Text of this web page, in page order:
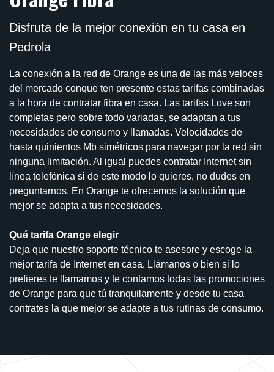
Disfruta de la mejor conexión en tu casa en
Pedrola
La conexión a la red de Orange es una de las más veloces
del mercado conque ten presente estas tarifas combinadas
a la hora de contratar fibra en casa. Las tarifas Love son
completas pero sobre todo variadas, se adaptan a tus
necesidades de consumo y llamadas. Velocidades de
hasta quinientos Mb simétricos para navegar por la red sin
ninguna limitación. Al igual puedes contratar Internet sin
línea telefónica si de este modo lo quieres, no dudes en
preguntarnos. En Orange te ofrecemos la solución que
mejor se adapta a tus necesidades.
Qué tarifa Orange elegir
Deja que nuestro soporte técnico te asesore y escoge la
mejor tarifa de Internet en casa. Llámanos o bien si lo
prefieres te llamamos y te contamos todas las promociones
de Orange para que tú tranquilamente y desde tu casa
contrates la que mejor se adapte a tus rutinas de consumo.